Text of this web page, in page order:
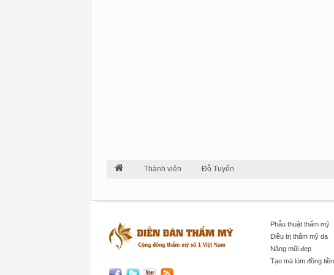
Thành viên Đỗ Tuyến
Phẫu thuật thẩm mỹ
Điều trị thẩm mỹ da
Nâng mũi đẹp
Tạo mà lúm đồng tiền